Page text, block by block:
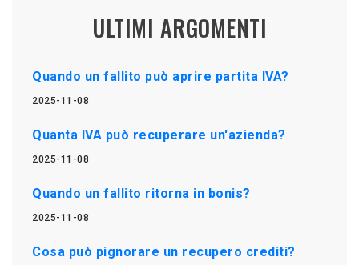
ULTIMI ARGOMENTI
Quando un fallito può aprire partita IVA?
2025-11-08
Quanta IVA può recuperare un'azienda?
2025-11-08
Quando un fallito ritorna in bonis?
2025-11-08
Cosa può pignorare un recupero crediti?